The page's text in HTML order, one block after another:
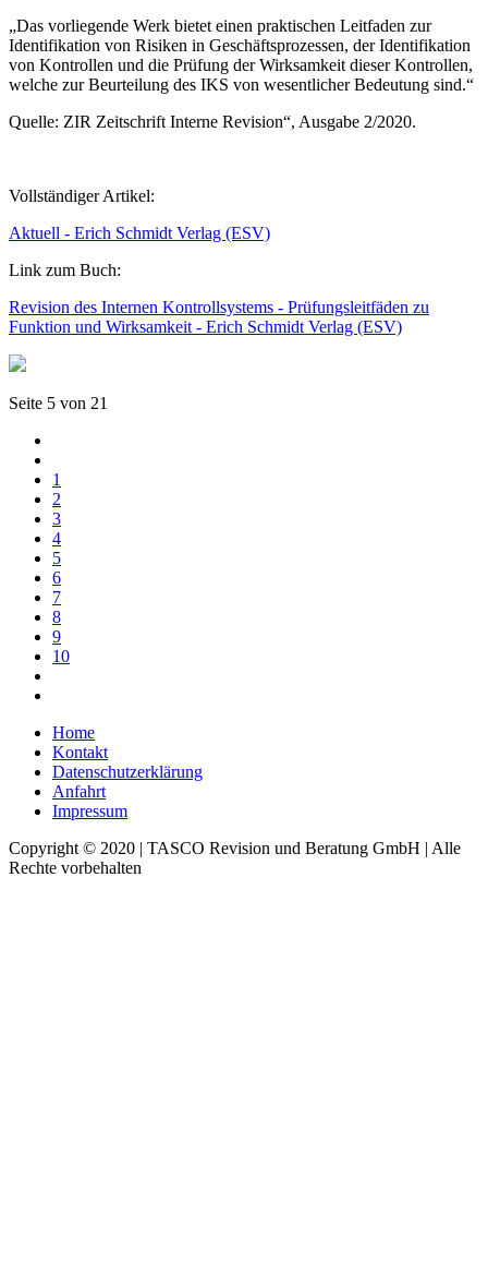
„Das vorliegende Werk bietet einen praktischen Leitfaden zur
Identifikation von Risiken in Geschäftsprozessen, der Identifikation
von Kontrollen und die Prüfung der Wirksamkeit dieser Kontrollen,
welche zur Beurteilung des IKS von wesentlicher Bedeutung sind.“
Quelle: ZIR Zeitschrift Interne Revision“, Ausgabe 2/2020.
Vollständiger Artikel:
Aktuell - Erich Schmidt Verlag (ESV)
Link zum Buch:
Revision des Internen Kontrollsystems - Prüfungsleitfäden zu
Funktion und Wirksamkeit - Erich Schmidt Verlag (ESV)
Seite 5 von 21
1
2
3
4
5
6
7
8
9
10
Home
Kontakt
Datenschutzerklärung
Anfahrt
Impressum
Copyright © 2020 | TASCO Revision und Beratung GmbH | Alle
Rechte vorbehalten